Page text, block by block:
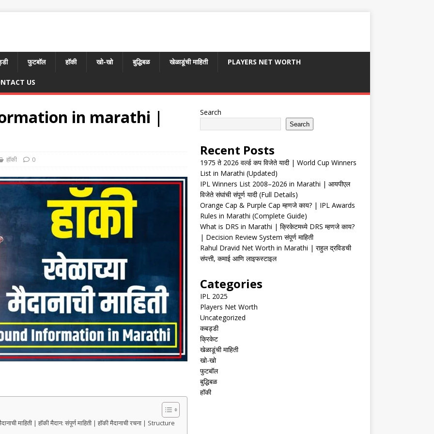
फुटबॉल हॉकी खो-खो बुद्धिबळ खेळाडूंची माहिती PLAYERS NET WORTH
US
in marathi |
हॉकी 0
माहिती | हॉकी मैदान: संपूर्ण माहिती | हॉकी मैदानाची रचना | Structure
Search
Search
Recent Posts
1975 ते 2026 वर्ल्ड कप विजेते यादी | World Cup Winners
List in Marathi (Updated)
IPL Winners List 2008–2026 in Marathi | आयपीएल
विजेते संघांची संपूर्ण यादी (Full Details)
Orange Cap & Purple Cap म्हणजे काय? | IPL Awards
Rules in Marathi (Complete Guide)
What is DRS in Marathi | क्रिकेटमध्ये DRS म्हणजे काय?
| Decision Review System संपूर्ण माहिती
Rahul Dravid Net Worth in Marathi | राहुल द्रविडची
संपत्ती, कमाई आणि लाइफस्टाइल
Categories
IPL 2025
Players Net Worth
Uncategorized
कबड्डी
क्रिकेट
खेळाडूंची माहिती
खो-खो
फुटबॉल
बुद्धिबळ
हॉकी